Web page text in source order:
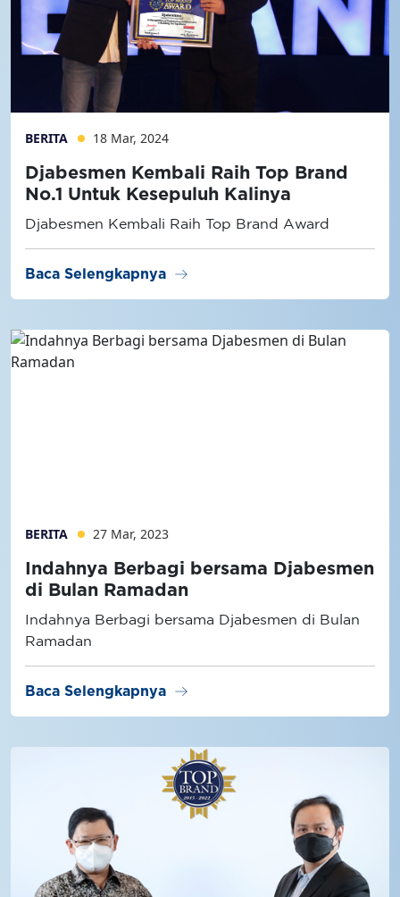
BERITA 18 Mar, 2024
Djabesmen Kembali Raih Top Brand
No.1 Untuk Kesepuluh Kalinya
Djabesmen Kembali Raih Top Brand Award
Baca Selengkapnya arrow_right_alt
BERITA 27 Mar, 2023
Indahnya Berbagi bersama Djabesmen
di Bulan Ramadan
Indahnya Berbagi bersama Djabesmen di Bulan
Ramadan
Baca Selengkapnya arrow_right_alt